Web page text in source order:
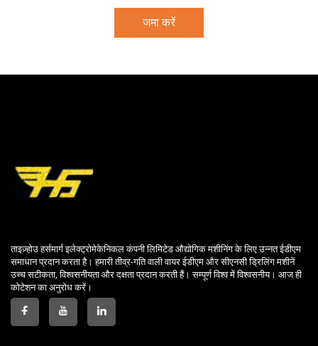
जमा करें
ताइज़्होउ हर्समार्ग इलेक्ट्रोमेकेनिकल कंपनी लिमिटेड औद्योगिक मशीनिंग के लिए उन्नत ईडीएम
समाधान प्रदान करता है। हमारी तीव्र-गति वाली वायर ईडीएम और सीएनसी ड्रिलिंग मशीनें
उच्च सटीकता, विश्वसनीयता और दक्षता प्रदान करती हैं। सम्पूर्ण विश्व में विश्वसनीय। आज ही
कोटेशन का अनुरोध करें।